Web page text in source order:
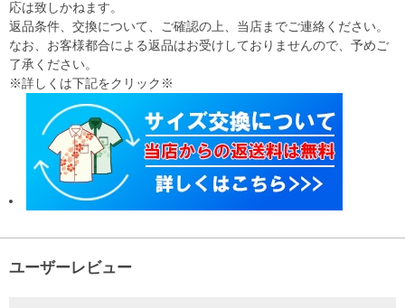
応は致しかねます。
返品条件、交換について、ご確認の上、当店までご連絡ください。
なお、お客様都合による返品はお受けしておりませんので、予めご
了承ください。
※詳しくは下記をクリック※
ユーザーレビュー